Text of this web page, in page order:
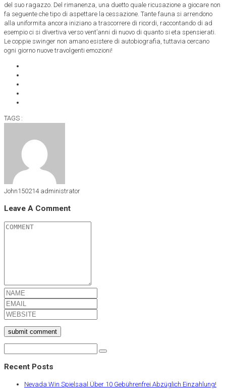
del suo ragazzo. Del rimanenza, una duetto quale ricusazione a giocare non
fa seguente che tipo di aspettare la cessazione. Tante fauna si arrendono
alla uniformita ancora iniziano a trascorrere di ricordi, raccontando di ad
esempio ci si divertiva verso vent’anni di nuovo di quanto si eta spensierati.
Le coppie swinger non amano esistere di autobiografia, tuttavia cercano
ogni giorno nuove travolgenti emozioni!
TAGS :
John150214administrator
Leave A Comment
submit comment
Recent Posts
Nevada Win Spielsaal Über 10 Gebührenfrei Abzüglich Einzahlung!